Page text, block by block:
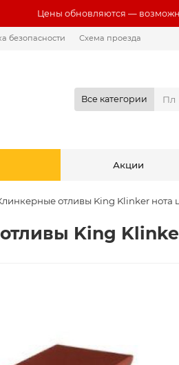
Цены обновляются —
безопасности Схема проезда
Все категории
Акции
отливы King Klinker нота
King